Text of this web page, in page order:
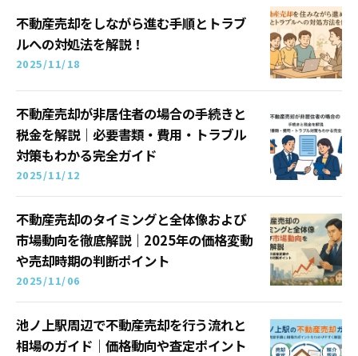
不動産売却をしながら進む手順とトラブ
ルへの対処法を解説！
2025/11/18
不動産売却が非居住者の場合の手続きと
税金を解説｜必要書類・費用・トラブル
対策もわかる完全ガイド
2025/11/12
不動産売却のタイミングと全体像および
市場動向を徹底解説｜2025年の価格変動
や売却時期の判断ポイント
2025/11/06
池ノ上駅周辺で不動産売却を行う流れと
相場のガイド｜価格動向や査定ポイント